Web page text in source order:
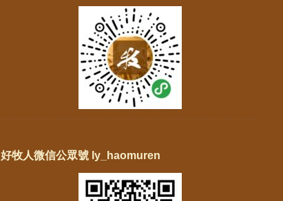
好牧人微信公眾號 ly_haomuren